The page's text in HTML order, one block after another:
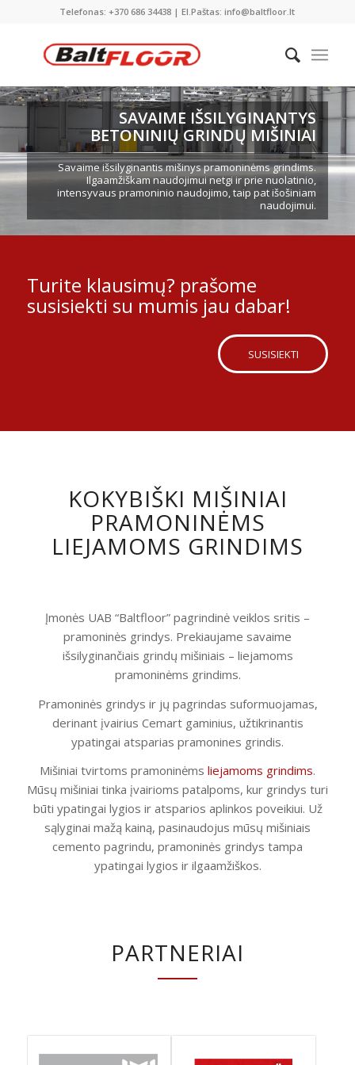
Telefonas: +370 686 34438 | El.Paštas: info@baltfloor.lt
SAVAIME IŠSILYGINANTYS
BETONINIŲ GRINDŲ MIŠINIAI
Savaime išsilyginantis mišinys pramoninėms grindims.
Ilgaamžiškam naudojimui netgi ir prie nuolatinio,
intensyvaus pramoninio naudojimo, taip pat išošiniam
naudojimui.
Turite klausimų? prašome
susisiekti su mumis jau dabar!
SUSISIEKTI
KOKYBIŠKI MIŠINIAI
PRAMONINĖMS
LIEJAMOMS GRINDIMS
Įmonės UAB “Baltfloor” pagrindinė veiklos sritis –
pramoninės grindys. Prekiaujame savaime
išsilyginančiais grindų mišiniais – liejamoms
pramoninėms grindims.
Pramoninės grindys ir jų pagrindas suformuojamas,
derinant įvairius Cemart gaminius, užtikrinantis
ypatingai atsparias pramonines grindis.
Mišiniai tvirtoms pramoninėms liejamoms grindims.
Mūsų mišiniai tinka įvairioms patalpoms, kur grindys turi
būti ypatingai lygios ir atsparios aplinkos poveikiui. Už
sąlyginai mažą kainą, pasinaudojus mūsų mišiniais
cemento pagrindu, pramoninės grindys tampa
ypatingai lygios ir ilgaamžiškos.
PARTNERIAI